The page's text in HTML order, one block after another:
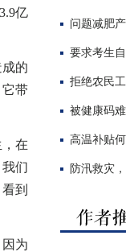
亿
的
带
在
们
到
为
问题减肥
要求考生
拒绝农民
被健康码
高温补贴
防汛救灾